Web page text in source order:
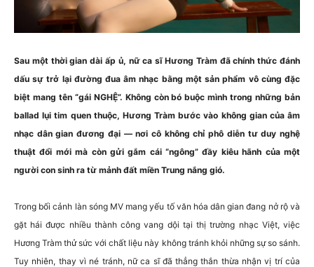
Sau một thời gian dài ấp ủ, nữ ca sĩ Hương Tràm đã chính thức đánh
dấu sự trở lại đường đua âm nhạc bằng một sản phẩm vô cùng đặc
biệt mang tên “gái NGHỆ”. Không còn bó buộc mình trong những bản
ballad lụi tim quen thuộc, Hương Tràm bước vào không gian của âm
nhạc dân gian đương đại — nơi cô không chỉ phô diễn tư duy nghệ
thuật đổi mới mà còn gửi gắm cái “ngông” đầy kiêu hãnh của một
người con sinh ra từ mảnh đất miền Trung nắng gió.
Trong bối cảnh làn sóng MV mang yếu tố văn hóa dân gian đang nở rộ và
gặt hái được nhiều thành công vang dội tại thị trường nhạc Việt, việc
Hương Tràm thử sức với chất liệu này không tránh khỏi những sự so sánh.
Tuy nhiên, thay vì né tránh, nữ ca sĩ đã thẳng thắn thừa nhận vị trí của